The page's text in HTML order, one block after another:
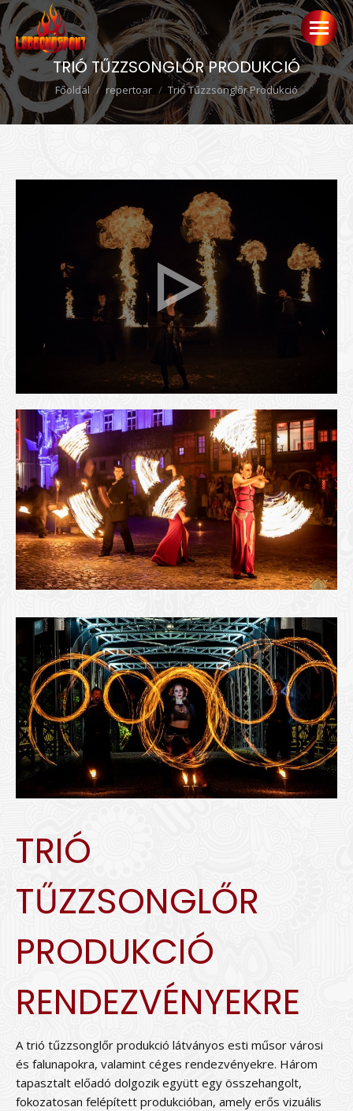
TRIÓ TŰZZSONGLŐR PRODUKCIÓ
Ön itt van:
Főoldal repertoar Trió Tűzzsonglőr Produkció
TRIÓ
TŰZZSONGLŐR
PRODUKCIÓ
RENDEZVÉNYEKRE
A trió tűzzsonglőr produkció látványos esti műsor városi
és falunapokra, valamint céges rendezvényekre. Három
tapasztalt előadó dolgozik együtt egy összehangolt,
fokozatosan felépített produkcióban, amely erős vizuális